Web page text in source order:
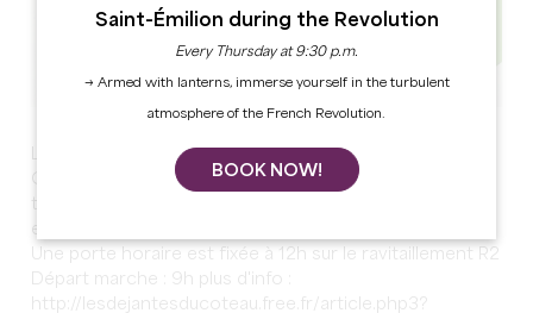
La déjantée est une rando tracée dans les coteaux de
Castillon et de ses alentours. Elle est composée en
en sous-bois. Départ rando VTT : libre entre 7h45 - 9h
Une porte horaire est fixée à 12h sur le ravitaillement R2
Départ marche : 9h plus d'info :
http://lesdejantesducoteau.free.fr/article.php3?
Saint-Émilion during the Revolution
Every Thursday at 9:30 p.m.
→ Armed with lanterns, immerse yourself in the turbulent
atmosphere of the French Revolution.
BOOK NOW!